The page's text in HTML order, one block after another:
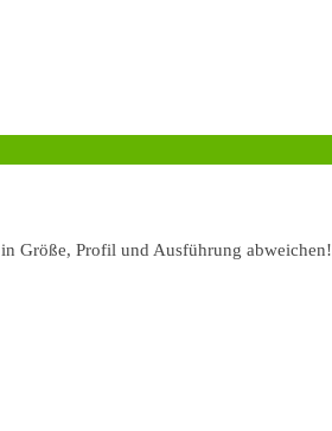
Größe, Profil und Ausführung abweichen!